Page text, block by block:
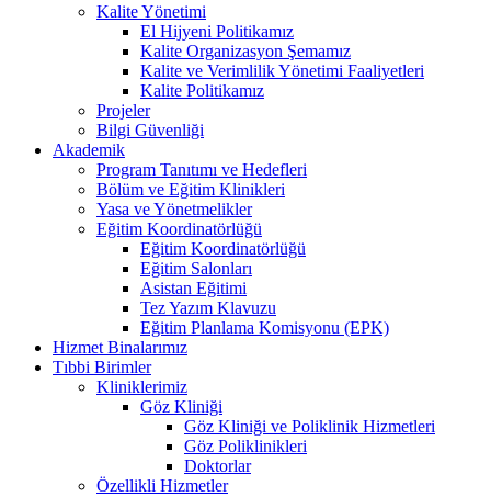
Kalite Yönetimi
El Hijyeni Politikamız
Kalite Organizasyon Şemamız
Kalite ve Verimlilik Yönetimi Faaliyetleri
Kalite Politikamız
Projeler
Bilgi Güvenliği
Akademik
Program Tanıtımı ve Hedefleri
Bölüm ve Eğitim Klinikleri
Yasa ve Yönetmelikler
Eğitim Koordinatörlüğü
Eğitim Koordinatörlüğü
Eğitim Salonları
Asistan Eğitimi
Tez Yazım Klavuzu
Eğitim Planlama Komisyonu (EPK)
Hizmet Binalarımız
Tıbbi Birimler
Kliniklerimiz
Göz Kliniği
Göz Kliniği ve Poliklinik Hizmetleri
Göz Poliklinikleri
Doktorlar
Özellikli Hizmetler